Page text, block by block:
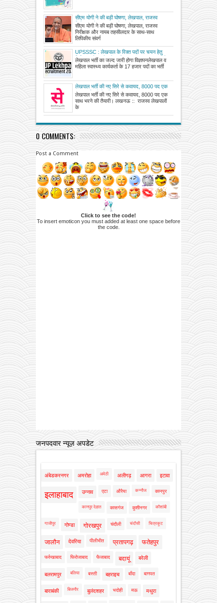
सीएम योगी ने की बड़ी घोषणा, लेखपाल, राजस्व
निरीक्षक और नायब तहसीलदार के साथ-साथ
लिपिकीय संवर्ग के करीब 8700 पदों पर तत्काल
नियुक्ति का निर्देश
सीएम योगी ने की बड़ी घोषणा, लेखपाल, राजस्व
निरीक्षक और नायब तहसीलदार के साथ-साथ
लिपिकीय संवर्ग
UPSSSC : लेखपाल के रिक्त पदों पर चयन हेतु
लिखित परीक्षा की परीक्षा योजना एवं पाठ्यक्रम जारी,
देखें
लेखपाल भर्ती का जल्द जारी होगा विज्ञापनलेखपाल व
महिला स्वास्थ्य कार्यकर्ता के 17 हजार पदों का भर्ती
लेखपाल भर्ती की नए सिरे से कवायद, 8000 पद एक
साथ भरने की तैयारी
लेखपाल भर्ती की नए सिरे से कवायद, 8000 पद एक
साथ भरने की तैयारी। लखनऊ :: राजस्व लेखपालों
के
0 COMMENTS:
Post a Comment
Click to see the code!
To insert emoticon you must added at least one space before
the code.
जनपदवार न्यूज़ अपडेट
अंबेडकरनगर अमरोहा अमेठी अलीगढ़ आगरा इटावा
इलाहाबाद उन्नाव एटा औरैया कन्नौज कानपुर
कानपुर देहात कासगंज कुशीनगर कौशांबी
गाजीपुर गोण्डा गोरखपुर चंदौली चंदौसी चित्रकूट
जालौन देवरिया पीलीभीत प्रतापगढ़ फतेहपुर
फर्रुखाबाद फिरोजाबाद फैजाबाद बदायूं बरेली
बलरामपुर बलिया बस्ती बहराइच बाँदा बागपत
बाराबंकी बिजनौर बुलंदशहर भदोही मऊ मथुरा